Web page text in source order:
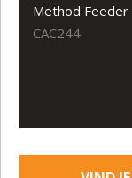
Method
CAC244